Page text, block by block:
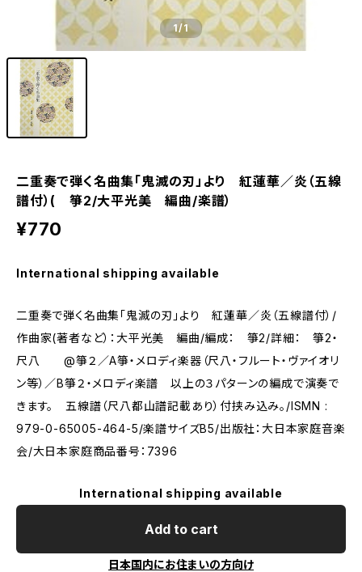
1/1
二重奏で弾く名曲集「鬼滅の刃」より 紅蓮華／炎（五線
譜付）( 箏2/大平光美 編曲/楽譜）
¥770
International shipping available
二重奏で弾く名曲集「鬼滅の刃」より 紅蓮華／炎（五線譜付）/
作曲家(著者など）：大平光美 編曲/編成： 箏2/詳細： 箏2・
尺八 @箏２／A箏・メロディ楽器（尺八・フルート・ヴァイオリ
ン等）／B箏２・メロディ楽譜 以上の３パターンの編成で演奏で
きます。 五線譜（尺八都山譜記載あり）付挟み込み。/ISMN :
979-0-65005-464-5/楽譜サイズB5/出版社：大日本家庭音楽
会/大日本家庭商品番号：7396
International shipping available
Add to cart
日本国内にお住まいの方向け